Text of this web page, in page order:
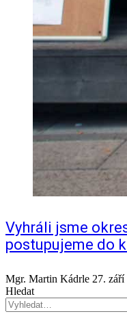
Vyhráli jsme
postupujeme do
Mgr. Martin Kádrle 27. září
Hledat